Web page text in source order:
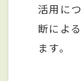
活用に
断によ
ます。